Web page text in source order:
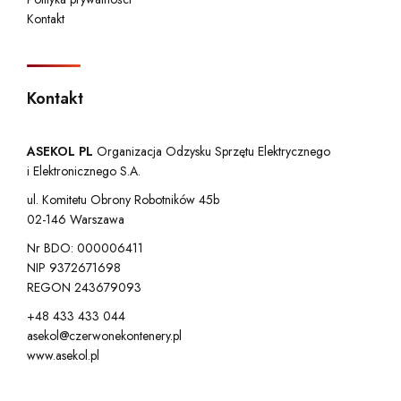
Kontakt
Kontakt
ASEKOL PL Organizacja Odzysku Sprzętu Elektrycznego
i Elektronicznego S.A.
ul. Komitetu Obrony Robotników 45b
02-146 Warszawa
Nr BDO: 000006411
NIP 9372671698
REGON 243679093
+48 433 433 044
asekol@czerwonekontenery.pl
www.asekol.pl